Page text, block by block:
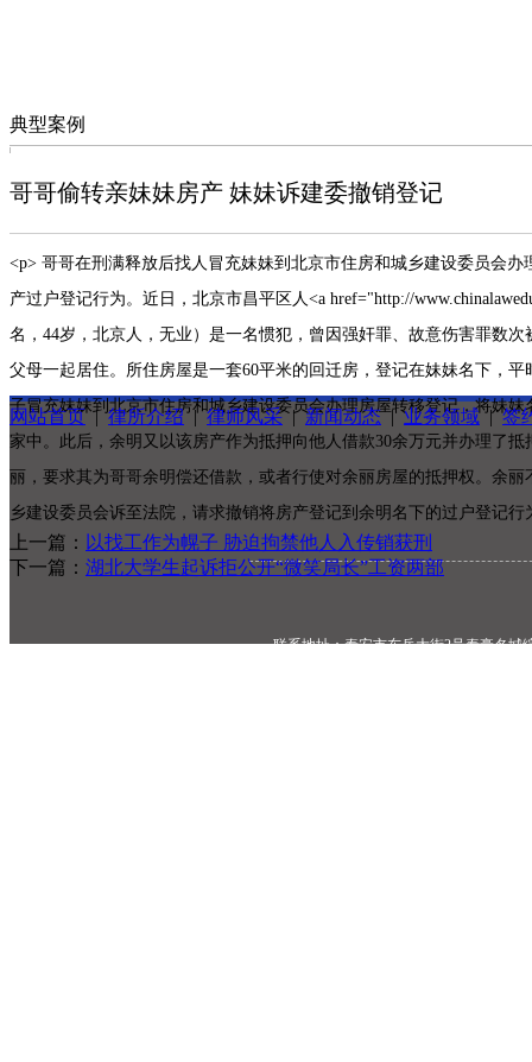
典型案例
哥哥偷转亲妹妹房产 妹妹诉建委撤销登记
<p> 哥哥在刑满释放后找人冒充妹妹到北京市住房和城乡建设委员会
产过户登记行为。近日，北京市昌平区人<a href="http://
名，44岁，北京人，无业）是一名惯犯，曾因强奸罪、故意伤害罪数
父母一起居住。所住房屋是一套60平米的回迁房，登记在妹妹名下，
子冒充妹妹到北京市住房和城乡建设委员会办理房屋转移登记，将妹
家中。此后，余明又以该房产作为抵押向他人借款30余万元并办理了
丽，要求其为哥哥余明偿还借款，或者行使对余丽房屋的抵押权。余
乡建设委员会诉至法院，请求撤销将房产登记到余明名下的过户登记
上一篇： 以找工作为幌子 胁迫拘禁他人入传销获刑
下一篇： 湖北大学生起诉拒公开“微笑局长”工资两部
网站首页|律所介绍|律师风采|新闻动态|业务领域|签
联系地址：泰安市东岳大街2号泰豪名